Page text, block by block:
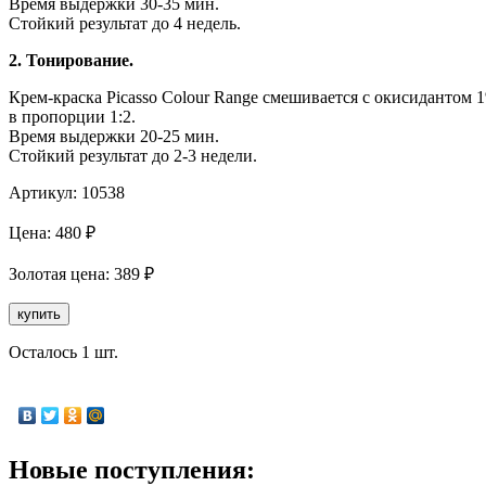
Время выдержки 30-35 мин.
Стойкий результат до 4 недель.
2. Тонирование.
Крем-краска Picasso Colour Range смешивается с окисидантом
в пропорции 1:2.
Время выдержки 20-25 мин.
Стойкий результат до 2-3 недели.
Артикул: 10538
Цена: 480 ₽
Золотая цена: 389 ₽
купить
Осталось 1 шт.
Новые поступления: